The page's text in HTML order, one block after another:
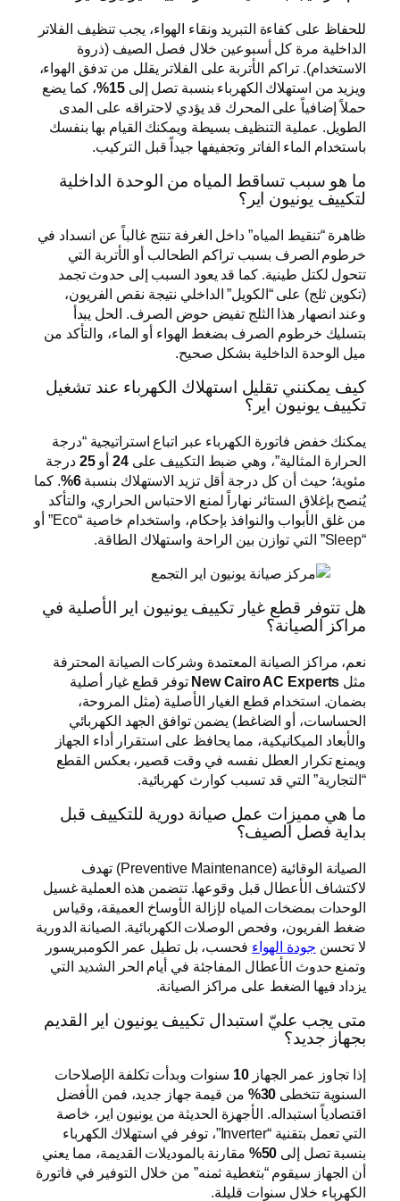
للحفاظ على كفاءة التبريد ونقاء الهواء، يجب تنظيف الفلاتر
الداخلية مرة كل أسبوعين خلال فصل الصيف (ذروة
الاستخدام). تراكم الأتربة على الفلاتر يقلل من تدفق الهواء،
ويزيد من استهلاك الكهرباء بنسبة تصل إلى15%
، كما يضع
حملاً إضافياً على المحرك قد يؤدي لاحتراقه على المدى
الطويل. عملية التنظيف بسيطة ويمكنك القيام بها بنفسك
باستخدام الماء الفاتر وتجفيفها جيداً قبل التركيب.
ما هو سبب تساقط المياه من الوحدة الداخلية
لتكييف يونيون اير؟
ظاهرة “تنقيط المياه” داخل الغرفة تنتج غالباً عن انسداد في
خرطوم الصرف بسبب تراكم الطحالب أو الأتربة التي
تتحول لكتل طينية. كما قد يعود السبب إلى حدوث تجمد
(تكوين ثلج) على “الكويل” الداخلي نتيجة نقص الفريون،
وعند انصهار هذا الثلج تفيض حوض الصرف. الحل يبدأ
بتسليك خرطوم الصرف بضغط الهواء أو الماء، والتأكد من
ميل الوحدة الداخلية بشكل صحيح.
كيف يمكنني تقليل استهلاك الكهرباء عند تشغيل
تكييف يونيون اير؟
يمكنك خفض فاتورة الكهرباء عبر اتباع استراتيجية “درجة
الحرارة المثالية”، وهي ضبط التكييف على24أو25 درجة
مئوية؛ حيث أن كل درجة أقل تزيد الاستهلاك بنسبة6%
. كما
يُنصح بإغلاق الستائر نهاراً لمنع الاحتباس الحراري، والتأكد
من غلق الأبواب والنوافذ بإحكام، واستخدام خاصية “Eco” أو
“Sleep” التي توازن بين الراحة واستهلاك الطاقة.
هل تتوفر قطع غيار تكييف يونيون اير الأصلية في
مراكز الصيانة؟
نعم، مراكز الصيانة المعتمدة وشركات الصيانة المحترفة
مثل New Cairo AC Experts توفر قطع غيار أصلية
بضمان. استخدام قطع الغيار الأصلية (مثل المروحة،
الحساسات، أو الضاغط) يضمن توافق الجهد الكهربائي
والأبعاد الميكانيكية، مما يحافظ على استقرار أداء الجهاز
ويمنع تكرار العطل نفسه في وقت قصير، بعكس القطع
“التجارية” التي قد تسبب كوارث كهربائية.
ما هي مميزات عمل صيانة دورية للتكييف قبل
بداية فصل الصيف؟
الصيانة الوقائية (Preventive Maintenance) تهدف
لاكتشاف الأعطال قبل وقوعها. تتضمن هذه العملية غسيل
الوحدات بمضخات المياه لإزالة الأوساخ العميقة، وقياس
ضغط الفريون، وفحص الوصلات الكهربائية. الصيانة الدورية
لا تحسن جودة الهواء فحسب، بل تطيل عمر الكومبريسور
وتمنع حدوث الأعطال المفاجئة في أيام الحر الشديد التي
يزداد فيها الضغط على مراكز الصيانة.
متى يجب عليّ استبدال تكييف يونيون اير القديم
بجهاز جديد؟
إذا تجاوز عمر الجهاز 10 سنوات وبدأت تكلفة الإصلاحات
السنوية تتخطى 30%
من قيمة جهاز جديد، فمن الأفضل
اقتصادياً استبداله. الأجهزة الحديثة من يونيون اير، خاصة
التي تعمل بتقنية “Inverter”، توفر في استهلاك الكهرباء
بنسبة تصل إلى 50%
مقارنة بالموديلات القديمة، مما يعني
أن الجهاز سيقوم “بتغطية ثمنه” من خلال التوفير في فاتورة
الكهرباء خلال سنوات قليلة.